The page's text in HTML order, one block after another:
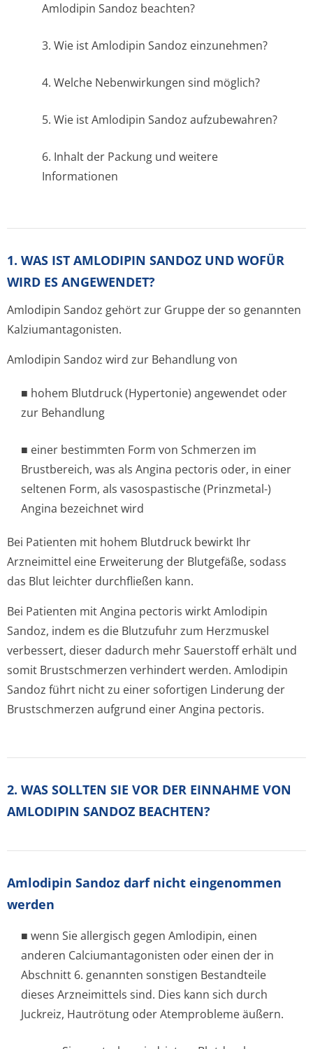
Amlodipin Sandoz beachten?
3. Wie ist Amlodipin Sandoz einzunehmen?
4. Welche Nebenwirkungen sind möglich?
5. Wie ist Amlodipin Sandoz aufzubewahren?
6. Inhalt der Packung und weitere
Informationen
1. WAS IST AMLODIPIN SANDOZ UND WOFÜR
WIRD ES ANGEWENDET?
Amlodipin Sandoz gehört zur Gruppe der so genannten
Kalziumantago­nisten.
Amlodipin Sandoz wird zur Behandlung von
■ hohem Blutdruck (Hypertonie) angewendet oder
zur Behandlung
■ einer bestimmten Form von Schmerzen im
Brustbereich, was als Angina pectoris oder, in einer
seltenen Form, als vasospastische (Prinzmetal-)
Angina bezeichnet wird
Bei Patienten mit hohem Blutdruck bewirkt Ihr
Arzneimittel eine Erweiterung der Blutgefäße, sodass
das Blut leichter durchfließen kann.
Bei Patienten mit Angina pectoris wirkt Amlodipin
Sandoz, indem es die Blutzufuhr zum Herzmuskel
verbessert, dieser dadurch mehr Sauerstoff erhält und
somit Brustschmerzen verhindert werden. Amlodipin
Sandoz führt nicht zu einer sofortigen Linderung der
Brustschmerzen aufgrund einer Angina pectoris.
2. WAS SOLLTEN SIE VOR DER EINNAHME VON
AMLODIPIN SANDOZ BEACHTEN?
Amlodipin Sandoz darf nicht eingenommen
werden
■ wenn Sie allergisch gegen Amlodipin, einen
anderen Calciumantagonisten oder einen der in
Abschnitt 6. genannten sonstigen Bestandteile
dieses Arzneimittels sind. Dies kann sich durch
Juckreiz, Hautrötung oder Atemprobleme äußern.